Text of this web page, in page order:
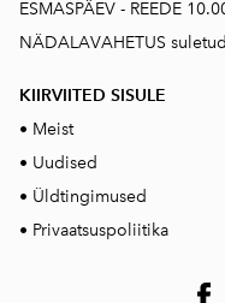
ESMASPÄEV - REEDE
NÄDALAVAHETUS
KIIRVIITED SISULE
• Meist
• Uudised
• Üldtingimused
• Privaatsuspoliitika